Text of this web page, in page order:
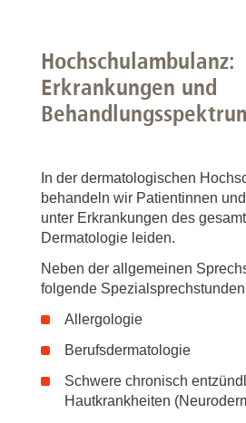
Hochschulambulanz:
Erkrankungen und
In der dermatologischen
behandeln wir Patientinnen
unter Erkrankungen des
Dermatologie leiden.
Neben der allgemeinen
folgende
Allergologie
Berufsdermatologie
Schwere chronisch
Hautkrankheiten